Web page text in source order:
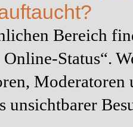
Bereich
Status“.
Moderatoren
unsichtbarer